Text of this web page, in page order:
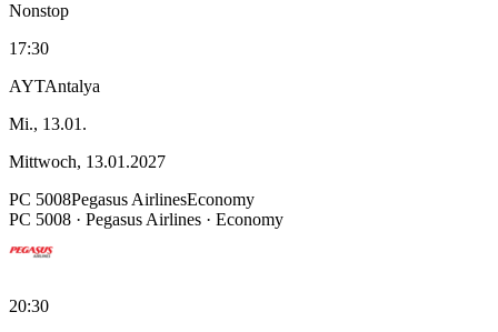
Nonstop
17:30
AYTAntalya
Mi., 13.01.
Mittwoch, 13.01.2027
PC 5008Pegasus AirlinesEconomy
PC 5008 · Pegasus Airlines · Economy
20:30